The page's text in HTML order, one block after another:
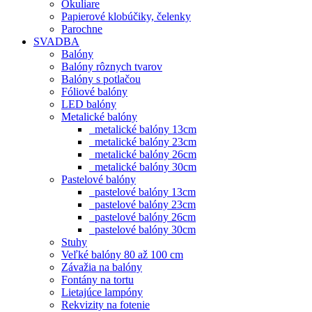
Okuliare
Papierové klobúčiky, čelenky
Parochne
SVADBA
Balóny
Balóny rôznych tvarov
Balóny s potlačou
Fóliové balóny
LED balóny
Metalické balóny
metalické balóny 13cm
metalické balóny 23cm
metalické balóny 26cm
metalické balóny 30cm
Pastelové balóny
pastelové balóny 13cm
pastelové balóny 23cm
pastelové balóny 26cm
pastelové balóny 30cm
Stuhy
Veľké balóny 80 až 100 cm
Závažia na balóny
Fontány na tortu
Lietajúce lampóny
Rekvizity na fotenie